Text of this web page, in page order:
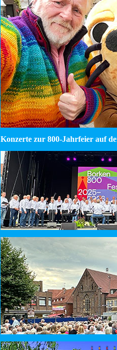
Konzerte zur 800-Jahrfeier auf